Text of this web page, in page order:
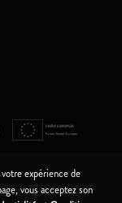
expérience de
vous acceptez son